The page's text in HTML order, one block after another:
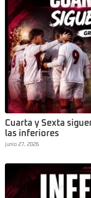
Cuarta y Sexta
las inferiores
junio 27, 2026